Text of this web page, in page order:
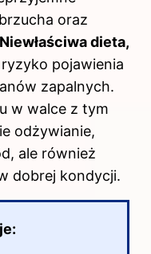
oraz
Niewłaściwadieta,
pojawienia
zapalnych.
w walce z tym
odżywianie,
ale również
dobrej kondycji.